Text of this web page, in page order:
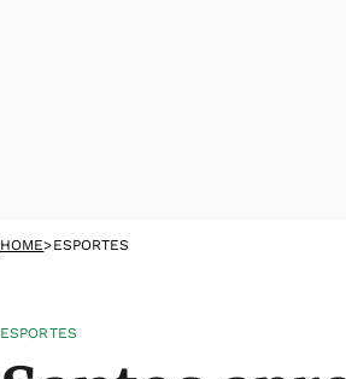
HOME>ESPORTES
ESPORTES